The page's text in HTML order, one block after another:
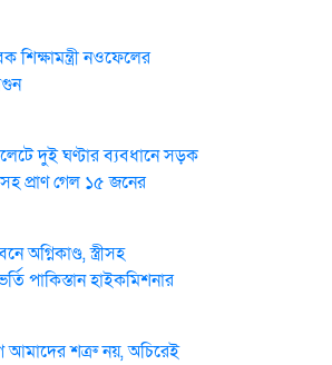
শিক্ষামন্ত্রী নওফেলের
দুই ঘণ্টার ব্যবধানে সড়ক
প্রাণ গেল ১৫ জনের
অগ্নিকাণ্ড, স্ত্রীসহ
পাকিস্তান হাইকমিশনার
আমাদের শত্রু নয়, অচিরেই